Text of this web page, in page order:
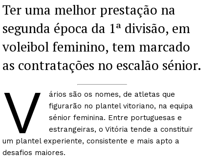
Ter uma melhor prestação na
segunda época da 1ª divisão, em
voleibol feminino, tem marcado
as contratações no escalão sénior.
V
ários são os nomes, de atletas que
figurarão no plantel vitoriano, na equipa
sénior feminina. Entre portuguesas e
estrangeiras, o Vitória tende a constituir
um plantel experiente, consistente e mais apto a
desafios maiores.